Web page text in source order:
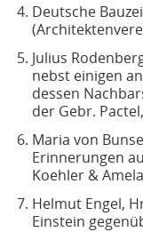
Deutsche
Julius
nebst einigen
dessen
der Gebr.
Maria von
Erinnerungen
Koehler &
Helmut Engel,
Einstein